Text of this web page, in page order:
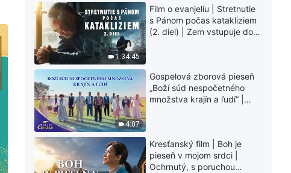
1:34:45
Film o evanjeliu | Stretnutie
s Pánom počas katakliziem
(2. diel) | Zem vstupuje do
odpočítavať čas. Našli ste
spôsob, ako prežiť?
4:07
Gospelová zborová pieseň
„Boží súd nespočetného
množstva krajín a ľudí“ |
Kresťanský film | Boh je
pieseň v mojom srdci |
Ochrnutý, s poruchou